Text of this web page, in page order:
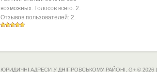
возможных. Голосов всего: 2.
Отзывов пользователей: 2.
ЮРИДИЧНІ АДРЕСИ У ДНІПРОВСЬКОМУ РАЙОНІ, G+ © 2026 |